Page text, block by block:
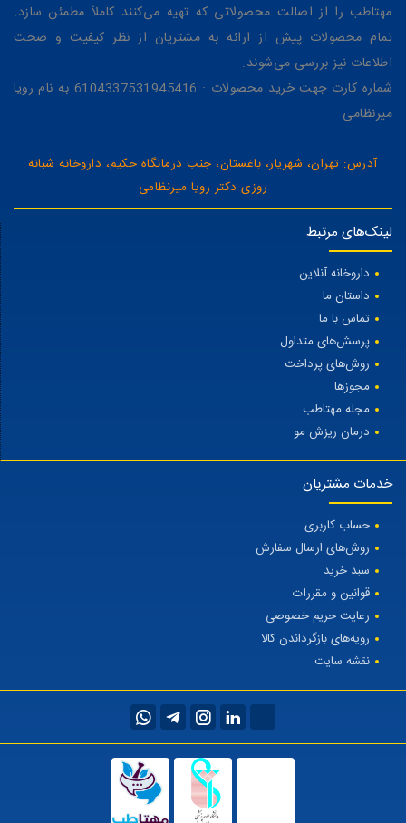
مهتاطب را از اصالت محصولاتی که تهیه می‌کنند کاملاً مطمئن سازد.
تمام محصولات پیش از ارائه به مشتریان از نظر کیفیت و صحت
اطلاعات نیز بررسی می‌شوند.
شماره کارت جهت خرید محصولات : 6104337531945416 به نام رویا
میرنظامی
آدرس: تهران، شهریار، باغستان، جنب درمانگاه حکیم، داروخانه شبانه
روزی دکتر رویا میرنظامی
لینک‌های مرتبط
داروخانه آنلاین
داستان ما
تماس با ما
پرسش‌های متداول
روش‌های پرداخت
مجوزها
مجله مهتاطب
درمان ریزش مو
خدمات مشتریان
حساب کاربری
روش‌های ارسال سفارش
سبد خرید
قوانین و مقررات
رعایت حریم خصوصی
رویه‌های بازگرداندن کالا
نقشه سایت